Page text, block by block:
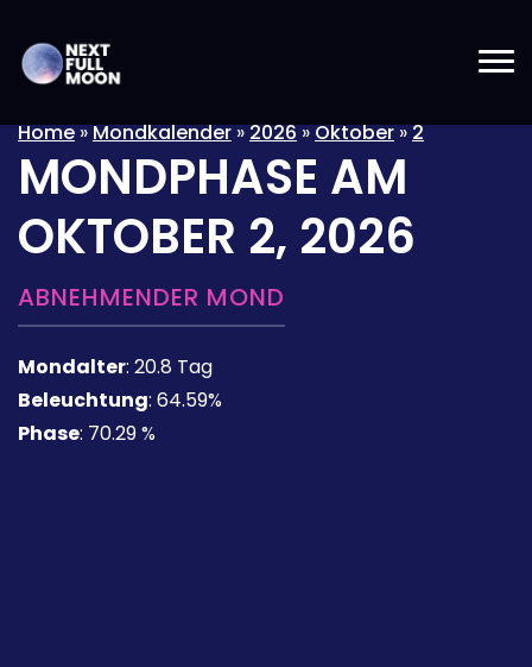
Home»Mondkalender»2026»Oktober»2
MONDPHASE AM
OKTOBER 2, 2026
ABNEHMENDER MOND
Mondalter: 20.8 Tag
Beleuchtung: 64.59%
Phase: 70.29 %